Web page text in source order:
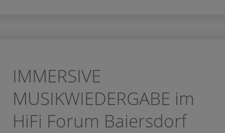
IMMERSIVE
MUSIKWIEDERGABE im
HiFi Forum Baiersdorf